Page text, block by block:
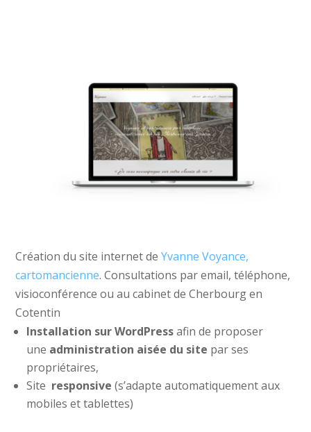
Création du site internet de Yvanne Voyance,
cartomancienne. Consultations par email, téléphone,
visioconférence ou au cabinet de Cherbourg en
Cotentin
Installation sur WordPressafin de proposer
une administration aisée du site par ses
propriétaires,
Site responsive (s’adapte automatiquement aux
mobiles et tablettes)